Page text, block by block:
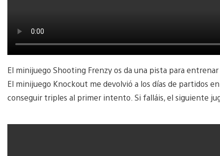
El minijuego Shooting Frenzy os da una pista para
El minijuego Knockout me devolvió a los días de partidos
conseguir triples al primer intento. Si falláis, el siguiente